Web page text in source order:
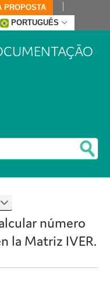
PROPOSTA
PORTUGUÊS
número
la Matriz IVER.